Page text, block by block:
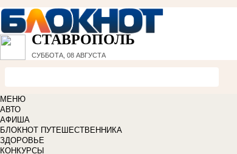
СТАВРОПОЛЬ
СУББОТА, 08 АВГУСТА
МЕНЮ
АВТО
АФИША
БЛОКНОТ ПУТЕШЕСТВЕННИКА
ЗДОРОВЬЕ
КОНКУРСЫ